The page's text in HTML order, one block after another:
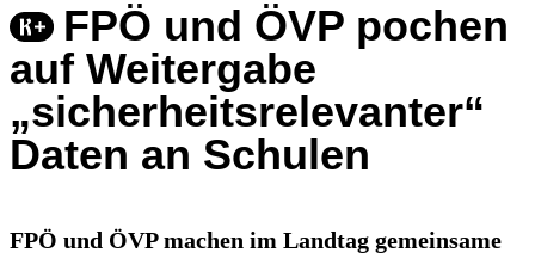
FPÖ und ÖVP pochen
auf Weitergabe
„sicherheitsrelevanter“
Daten an Schulen
FPÖ und ÖVP machen im Landtag gemeinsame